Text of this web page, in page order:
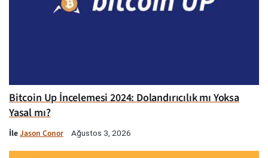
Bitcoin Up İncelemesi 2024: Dolandırıcılık mı Yoksa
Yasal mı?
İleJason Conor Ağustos 3, 2026